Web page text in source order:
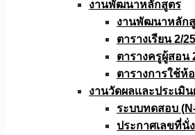
งานพัฒนาหลักสูตร
งานพัฒนาหลักสู
ตารางเรียน 2/
ตารางครูผู้สอน
ตารางการใช้ห้
งานวัดผลเเละประเมิ
ระบบทดสอบ
ประกาศเลขที่นั่